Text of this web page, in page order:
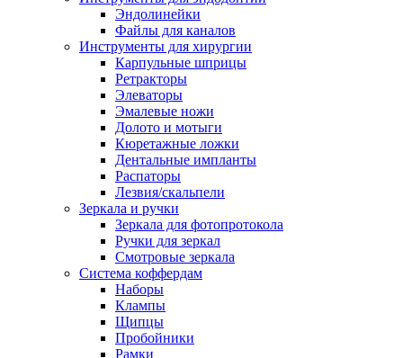
Эндолинейки
Файлы для каналов
Инструменты для хирургии
Карпульные шприцы
Ретракторы
Элеваторы
Эмалевые ножи
Долото и мотыги
Кюретажные ложки
Дентальные импланты
Распаторы
Лезвия/скальпели
Зеркала и ручки
Зеркала для фотопротокола
Ручки для зеркал
Смотровые зеркала
Система коффердам
Наборы
Клампы
Щипцы
Пробойники
Рамки